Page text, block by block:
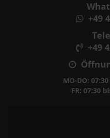
+49
+49
MO-DO:
FR: 07:30